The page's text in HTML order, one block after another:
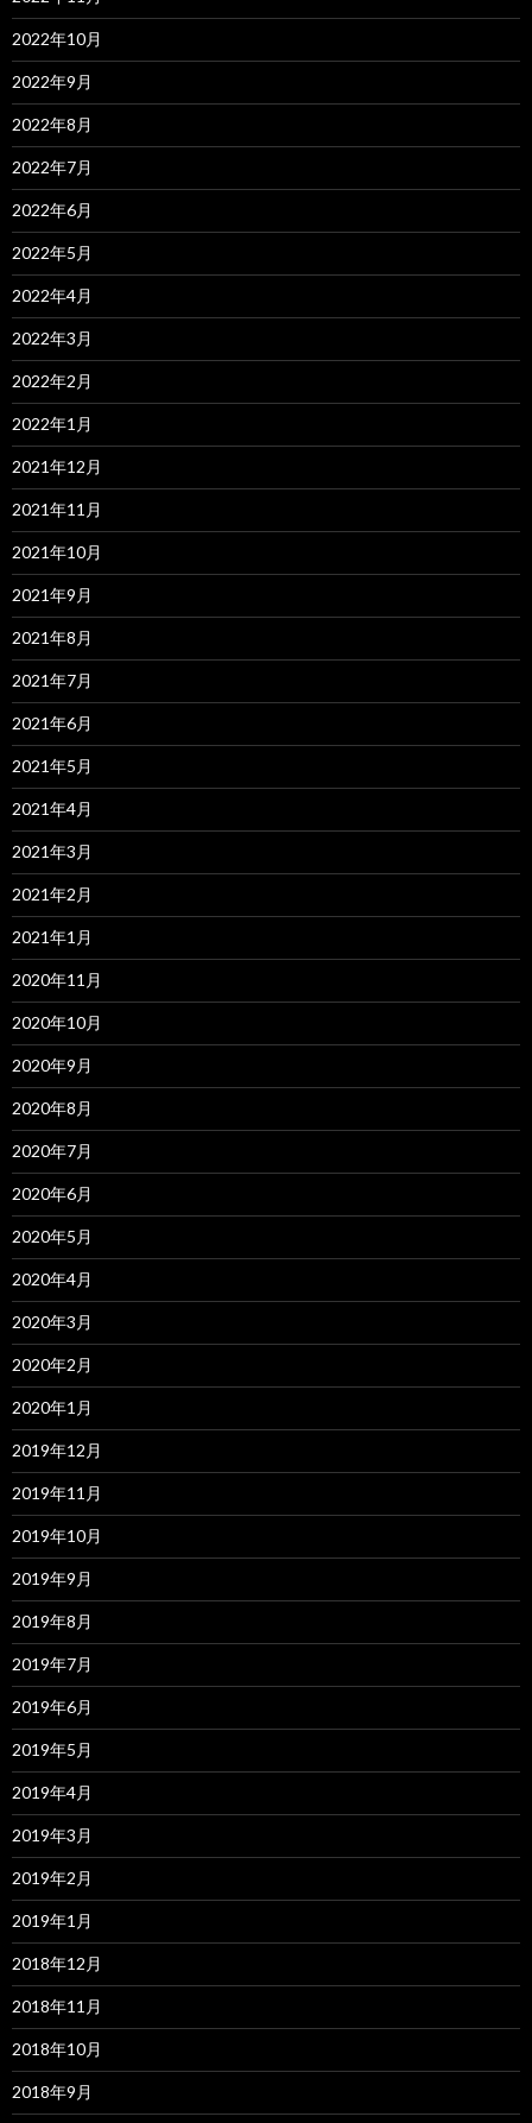
2022年10月
2022年9月
2022年8月
2022年7月
2022年6月
2022年5月
2022年4月
2022年3月
2022年2月
2022年1月
2021年12月
2021年11月
2021年10月
2021年9月
2021年8月
2021年7月
2021年6月
2021年5月
2021年4月
2021年3月
2021年2月
2021年1月
2020年11月
2020年10月
2020年9月
2020年8月
2020年7月
2020年6月
2020年5月
2020年4月
2020年3月
2020年2月
2020年1月
2019年12月
2019年11月
2019年10月
2019年9月
2019年8月
2019年7月
2019年6月
2019年5月
2019年4月
2019年3月
2019年2月
2019年1月
2018年12月
2018年11月
2018年10月
2018年9月